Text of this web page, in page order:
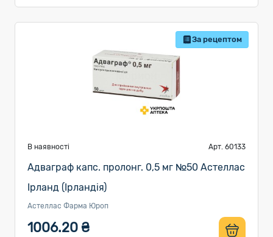
За рецептом
В наявності Арт. 60133
Адваграф капс. пролонг. 0,5 мг №50 Астеллас
Ірланд (Ірландія)
Астеллас Фарма Юроп
1006.20 ₴